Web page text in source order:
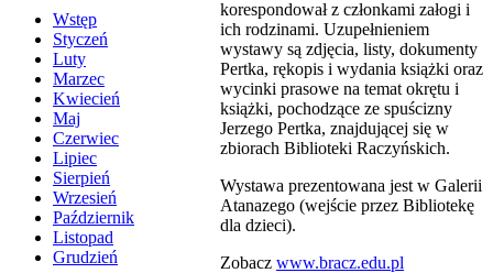
Wstęp
Styczeń
Luty
Marzec
Kwiecień
Maj
Czerwiec
Lipiec
Sierpień
Wrzesień
Październik
Listopad
Grudzień
korespondował z członkami załogi i
ich rodzinami. Uzupełnieniem
wystawy są zdjęcia, listy, dokumenty
Pertka, rękopis i wydania książki oraz
wycinki prasowe na temat okrętu i
książki, pochodzące ze spuścizny
Jerzego Pertka, znajdującej się w
zbiorach Biblioteki Raczyńskich.
Wystawa prezentowana jest w Galerii
Atanazego (wejście przez Bibliotekę
dla dzieci).
Zobacz www.bracz.edu.pl